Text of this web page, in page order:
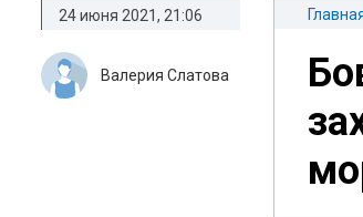
24 июня 2021, 21:06
Валерия Слатова